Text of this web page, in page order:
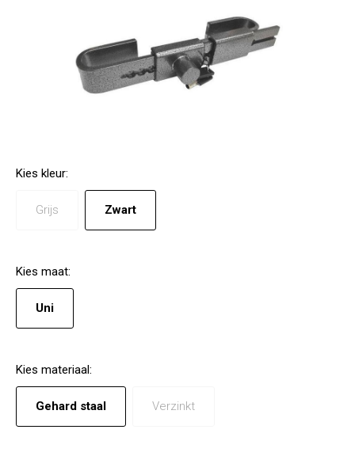
Kies kleur:
Grijs Zwart
Kies maat:
Uni
Kies materiaal:
Gehard staal Verzinkt